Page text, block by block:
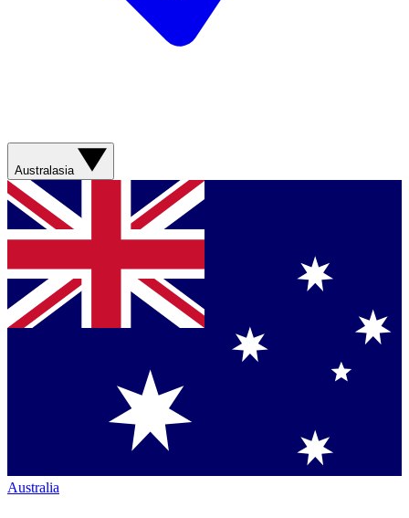
Australasia
Australia